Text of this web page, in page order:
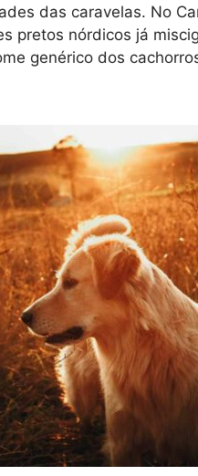
das caravelas. No
pretos nórdicos já
genérico dos